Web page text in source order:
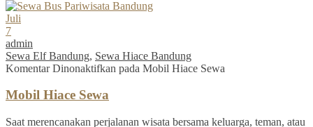
Juli
7
admin
Sewa Elf Bandung, Sewa Hiace Bandung
Komentar Dinonaktifkan pada Mobil Hiace Sewa
Mobil Hiace Sewa
Saat merencanakan perjalanan wisata bersama keluarga, teman, atau